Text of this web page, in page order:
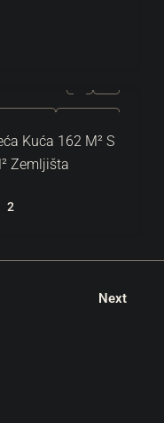
Kuća 162 M² S
Zemljišta
2
Next